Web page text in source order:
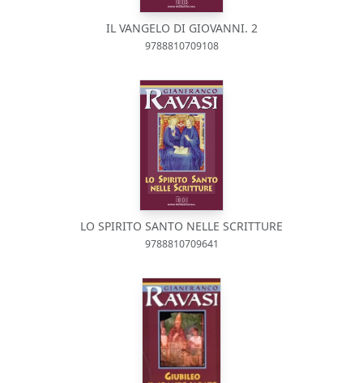
IL VANGELO DI GIOVANNI. 2
9788810709108
LO SPIRITO SANTO NELLE SCRITTURE
9788810709641